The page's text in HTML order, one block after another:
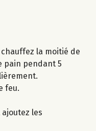
la moitié de
pain pendant 5
feu.
les